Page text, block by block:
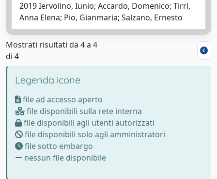
2019 Iervolino, Iunio; Accardo, Domenico; Tirri,
Anna Elena; Pio, Gianmaria; Salzano, Ernesto
Mostrati risultati da 4 a 4
di 4
Legenda icone
file ad accesso aperto
file disponibili sulla rete interna
file disponibili agli utenti autorizzati
file disponibili solo agli amministratori
file sotto embargo
nessun file disponibile